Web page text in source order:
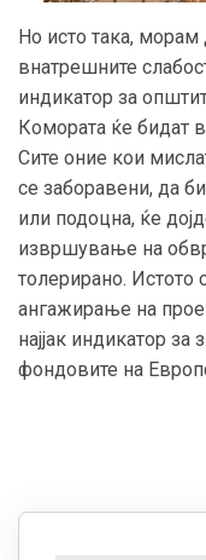
Но исто така,
внатрешните
индикатор за
Комората ќе бидат
Сите оние кои
се заборавени, да
или подоцна, ќе
извршување на
толерирано. Истото
ангажирање на
најјак индикатор за
фондовите на